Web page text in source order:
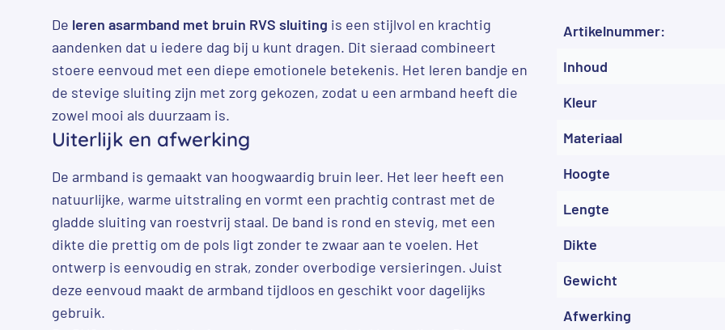
De leren asarmband met bruin RVS sluiting is een stijlvol en krachtig
aandenken dat u iedere dag bij u kunt dragen. Dit sieraad combineert
stoere eenvoud met een diepe emotionele betekenis. Het leren bandje en
de stevige sluiting zijn met zorg gekozen, zodat u een armband heeft die
zowel mooi als duurzaam is.
Uiterlijk en afwerking
De armband is gemaakt van hoogwaardig bruin leer. Het leer heeft een
natuurlijke, warme uitstraling en vormt een prachtig contrast met de
gladde sluiting van roestvrij staal. De band is rond en stevig, met een
dikte die prettig om de pols ligt zonder te zwaar aan te voelen. Het
ontwerp is eenvoudig en strak, zonder overbodige versieringen. Juist
deze eenvoud maakt de armband tijdloos en geschikt voor dagelijks
gebruik.
Artikelnummer:
Inhoud
Kleur
Materiaal
Hoogte
Lengte
Dikte
Gewicht
Afwerking